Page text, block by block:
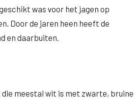
was voor het jagen op
Door de jaren heen heeft de
en daarbuiten.
meestal wit is met zwarte, bruine